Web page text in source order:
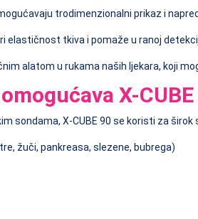
trodimenzionalni prikaz i
elastičnost tkiva i pomaže u ranoj
alatom u rukama naših ljekara, koji
X-CUBE
sondama, X-CUBE 90 se koristi za
žuči, pankreasa, slezene, bubrega)